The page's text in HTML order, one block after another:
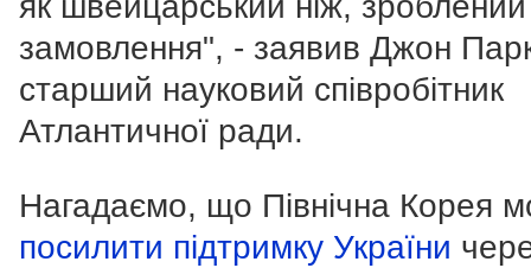
замовлення", - заявив Джон
старший науковий співробітник
Атлантичної ради.
Нагадаємо, що Північна Корея
посилити підтримку України